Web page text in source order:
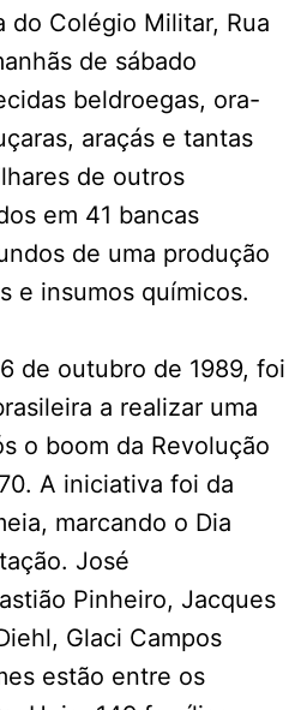
do Colégio Militar, Rua
de sábado
beldroegas, ora-
araçás e tantas
de outros
em 41 bancas
de uma produção
e insumos químicos.
de outubro de 1989, foi
a realizar uma
o boom da Revolução
A iniciativa foi da
marcando o Dia
José
Pinheiro, Jacques
Glaci Campos
estão entre os